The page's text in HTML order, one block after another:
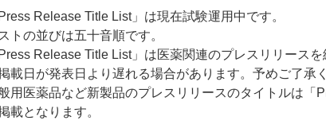
Release Title List」は現在試験運用中です。
トの並びは五十音順です。
Release Title List」は医薬関連のプレスリリース
載日が発表日より遅れる場合があります。予めご了承
用医薬品など新製品のプレスリリースのタイトルは「
載となります。